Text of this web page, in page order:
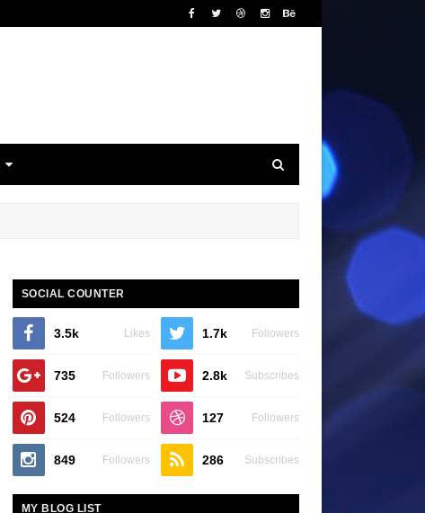
SOCIAL COUNTER
3.5k Likes 1.7k Followers
735 Followers 2.8k Subscribes
524 Followers 127 Followers
849 Followers 286 Subscribes
MY BLOG LIST